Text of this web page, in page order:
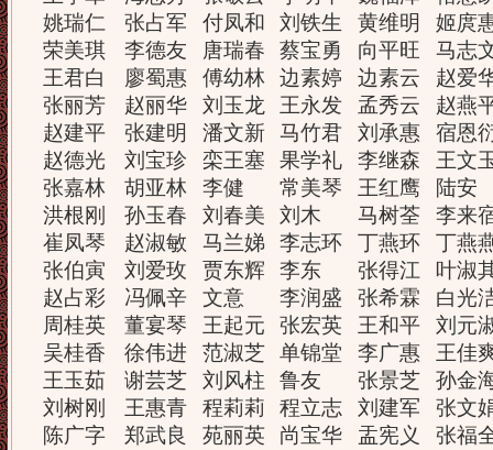
姚瑞仁
荣美琪
王君白
张丽芳
赵建平
赵德光
张嘉林
洪根刚
崔凤琴
张伯寅
赵占彩
周桂英
吴桂香
王玉茹
刘树刚
陈广字
张占军
李德友
廖蜀惠
赵丽华
张建明
刘宝珍
胡亚林
孙玉春
赵淑敏
刘爱玫
冯佩辛
董宴琴
徐伟进
谢芸芝
王惠青
郑武良
付凤和
唐瑞春
傅幼林
刘玉龙
潘文新
栾王塞
李健
刘春美
马兰娣
贾东辉
文意
王起元
范淑芝
刘风柱
程莉莉
苑丽英
刘铁生
蔡宝勇
边素婷
王永发
马竹君
果学礼
常美琴
刘木
李志环
李东
李润盛
张宏英
单锦堂
鲁友
程立志
尚宝华
黄维明
向平旺
边素云
孟秀云
刘承惠
李继森
王红鹰
马树荃
丁燕环
张得江
张希霖
王和平
李广惠
张景芝
刘建军
盂宪义
姬庹
马志
赵爱
赵燕
宿恩
王文
陆安
李来
丁燕
叶淑
白光
刘元
王佳
孙金
张文
张福